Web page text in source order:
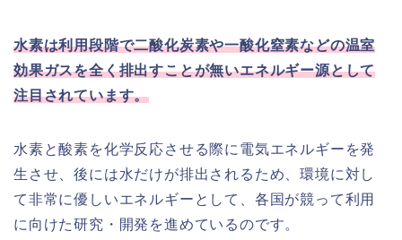
水素は利用段階で二酸化炭素や一酸化窒素などの温室
効果ガスを全く排出すことが無いエネルギー源として
注目されています。
水素と酸素を化学反応させる際に電気エネルギーを発
生させ、後には水だけが排出されるため、環境に対し
て非常に優しいエネルギーとして、各国が競って利用
に向けた研究・開発を進めているのです。